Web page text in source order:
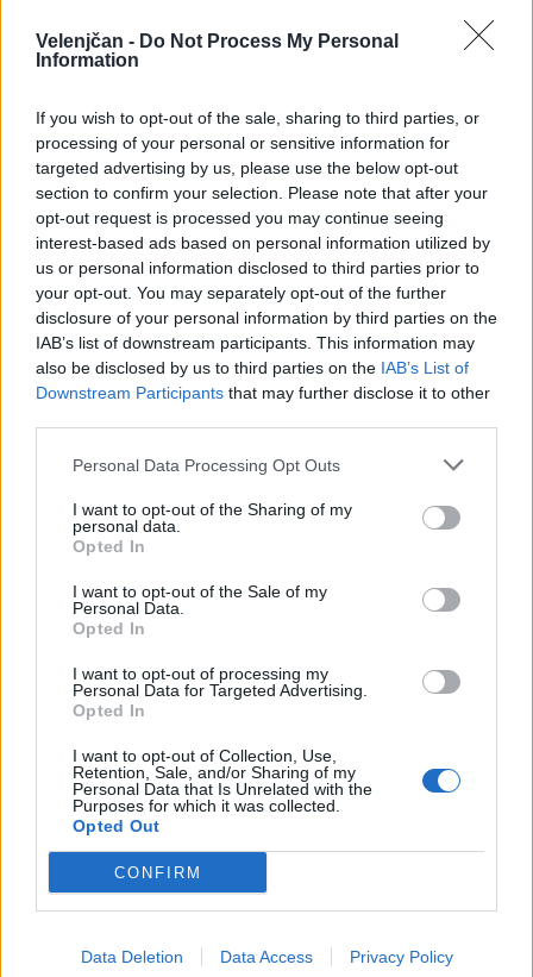
Velenjčan - Do Not Process My Personal
Information
If you wish to opt-out of the sale, sharing to third parties, or
processing of your personal or sensitive information for
targeted advertising by us, please use the below opt-out
section to confirm your selection. Please note that after your
opt-out request is processed you may continue seeing
interest-based ads based on personal information utilized by
us or personal information disclosed to third parties prior to
your opt-out. You may separately opt-out of the further
disclosure of your personal information by third parties on the
IAB’s list of downstream participants. This information may
also be disclosed by us to third parties on the IAB’s List of
Downstream Participants that may further disclose it to other
Personal Data Processing Opt Outs
I want to opt-out of the Sharing of my
personal data.
Opted In
I want to opt-out of the Sale of my
Personal Data.
Opted In
I want to opt-out of processing my
Personal Data for Targeted Advertising.
Opted In
I want to opt-out of Collection, Use,
Retention, Sale, and/or Sharing of my
Personal Data that Is Unrelated with the
Purposes for which it was collected.
Opted Out
CONFIRM
Data Deletion Data Access Privacy Policy
7 20:30
08:00
7
Večer pesmi Đorđa Balaševića
20:00
Vsi dogodki →
Najbolj brano
1
Pretep v gostinskem lokalu v Velenju: 46-letnik
moškega udaril s steklenico in ga zabodel
velenjske picerije o padcu s padalom na
Korošico po pristanku
Na Šaleški cesti v Velenju občanka poškodovala
Prijava pogrešanja razkrila tragedijo: V hiši našli
mrtvega 76-letnika
Roman Skale
Ivana Mernik
Franc Penšek
Maksi Podlesnik
Stanislava Arlič
Vse osmrtnice →